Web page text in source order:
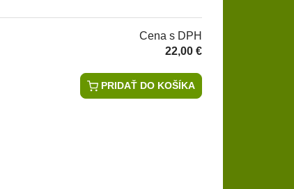
Cena s DPH
22,00 €
PRIDAŤ DO KOŠÍKA